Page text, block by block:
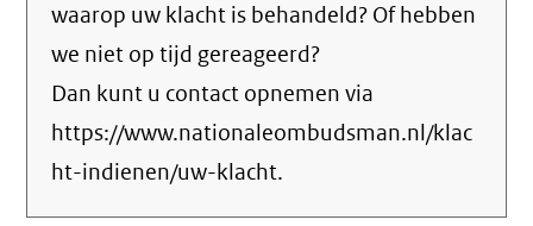
waarop uw klacht is behandeld? Of hebben
we niet op tijd gereageerd?
Dan kunt u contact opnemen via
https://www.nationaleombudsman.nl/klac
ht-indienen/uw-klacht.